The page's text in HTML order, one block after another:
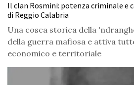
Il clan Rosmini: potenza criminale
di Reggio Calabria
Una cosca storica della
della guerra mafiosa e attiva
economico e territoriale